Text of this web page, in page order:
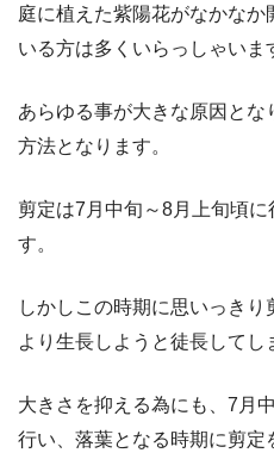
庭に植えた紫陽花がなかな
いる方は多くいらっしゃいま
あらゆる事が大きな原因と
方法となります。
剪定は7月中旬～8月上旬頃
す。
しかしこの時期に思いっき
より生長しようと徒長してし
大きさを抑える為にも、7月
行い、落葉となる時期に剪